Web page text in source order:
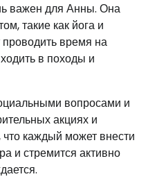
важен для Анны. Она
такие как йога и
время на
в походы и
вопросами и
акциях и
каждый может внести
и стремится активно